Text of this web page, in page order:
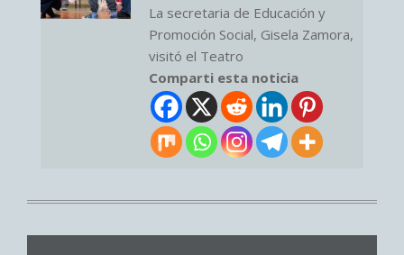
La secretaria de Educación y
Promoción Social, Gisela Zamora,
visitó el Teatro
Comparti esta noticia